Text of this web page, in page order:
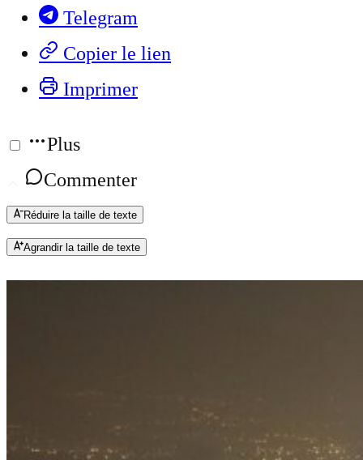
Telegram
Copier le lien
Imprimer
Plus
Commenter
Réduire la taille de texte
Agrandir la taille de texte